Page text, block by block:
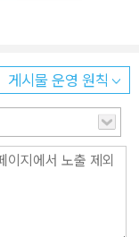
오른다. 바로 그때
’를 필연적으로 묻는
’를 정면으로 묻는
한한 존재자의 유
을 의미한다”고 규
못해도 우리는 이
게시물 운영 원칙